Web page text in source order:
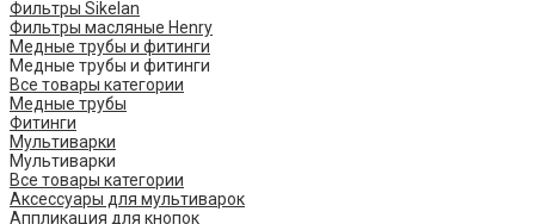
Фильтры Sikelan
Фильтры масляные Henry
Медные трубы и фитинги
Медные трубы и фитинги
Все товары категории
Медные трубы
Фитинги
Мультиварки
Мультиварки
Все товары категории
Аксессуары для мультиварок
Аппликация для кнопок